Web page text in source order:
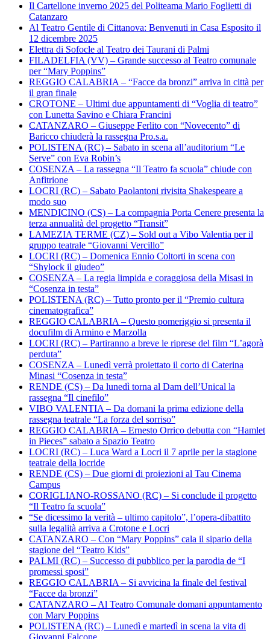
Il Cartellone inverno 2025 del Politeama Mario Foglietti di
Catanzaro
Al Teatro Gentile di Cittanova: Benvenuti in Casa Esposito il
12 dicembre 2025
Elettra di Sofocle al Teatro dei Taurani di Palmi
FILADELFIA (VV) – Grande successo al Teatro comunale
per “Mary Poppins”
REGGIO CALABRIA – “Facce da bronzi” arriva in città per
il gran finale
CROTONE – Ultimi due appuntamenti di “Voglia di teatro”
con Lunetta Savino e Chiara Francini
CATANZARO – Giuseppe Ferlito con “Novecento” di
Baricco chiuderà la rassegna Pro.s.a.
POLISTENA (RC) – Sabato in scena all’auditorium “Le
Serve” con Eva Robin’s
COSENZA – La rassegna “Il Teatro fa scuola” chiude con
Anfitrione
LOCRI (RC) – Sabato Paolantoni rivisita Shakespeare a
modo suo
MENDICINO (CS) – La compagnia Porta Cenere presenta la
terza annualità del progetto “Transit”
LAMEZIA TERME (CZ) – Sold out a Vibo Valentia per il
gruppo teatrale “Giovanni Vercillo”
LOCRI (RC) – Domenica Ennio Coltorti in scena con
“Shylock il giudeo”
COSENZA – La regia limpida e coraggiosa della Misasi in
“Cosenza in testa”
POLISTENA (RC) – Tutto pronto per il “Premio cultura
cinematografica”
REGGIO CALABRIA – Questo pomeriggio si presenta il
docufilm di Armino e Marzolla
LOCRI (RC) – Partiranno a breve le riprese del film “L’agorà
perduta”
COSENZA – Lunedì verrà proiettato il corto di Caterina
Minasi “Cosenza in testa”
RENDE (CS) – Da lunedì torna al Dam dell’Unical la
rassegna “Il cinefilo”
VIBO VALENTIA – Da domani la prima edizione della
rassegna teatrale “La forza del sorriso”
REGGIO CALABRIA – Ernesto Orrico debutta con “Hamlet
in Pieces” sabato a Spazio Teatro
LOCRI (RC) – Luca Ward a Locri il 7 aprile per la stagione
teatrale della locride
RENDE (CS) – Due giorni di proiezioni al Tau Cinema
Campus
CORIGLIANO-ROSSANO (RC) – Si conclude il progetto
“Il Teatro fa scuola”
“Se dicessimo la verità – ultimo capitolo”, l’opera-dibattito
sulla legalità arriva a Crotone e Locri
CATANZARO – Con “Mary Poppins” cala il sipario della
stagione del “Teatro Kids”
PALMI (RC) – Successo di pubblico per la parodia de “I
promessi sposi”
REGGIO CALABRIA – Si avvicina la finale del festival
“Facce da bronzi”
CATANZARO – Al Teatro Comunale domani appuntamento
con Mary Poppins
POLISTENA (RC) – Lunedì e martedì in scena la vita di